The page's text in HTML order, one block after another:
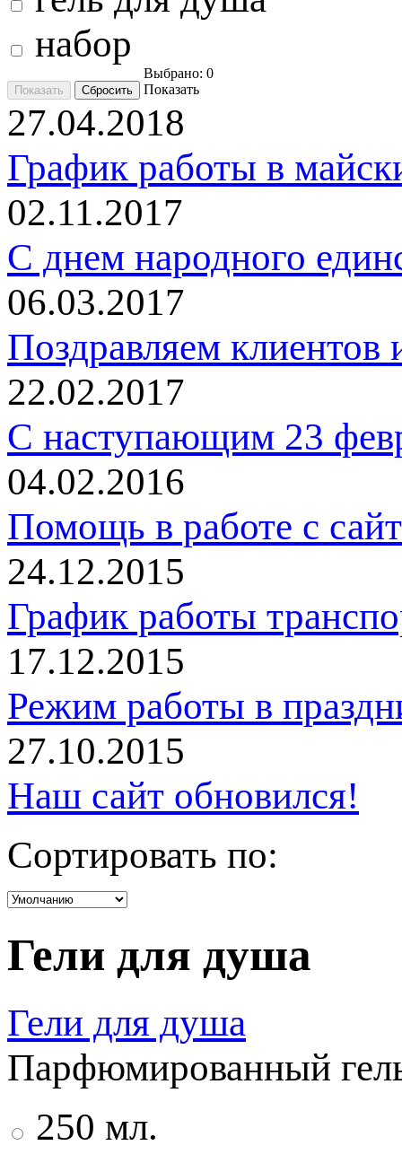
набор
Выбрано: 0
Показать
27.04.2018
График работы в
02.11.2017
C днем народного
06.03.2017
Поздравляем клиентов
22.02.2017
С наступающим 23
04.02.2016
Помощь в работе с
24.12.2015
График работы
17.12.2015
Режим работы в
27.10.2015
Наш сайт обновился!
Сортировать по:
Гели для душа
Гели для душа
Парфюмированный
250 мл.